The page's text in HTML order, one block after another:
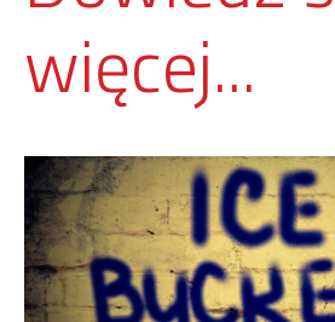
więcej...